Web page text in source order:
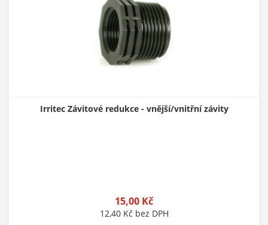
Irritec Závitové redukce - vnější/vnitřní závity
15,00 Kč
12,40 Kč bez DPH